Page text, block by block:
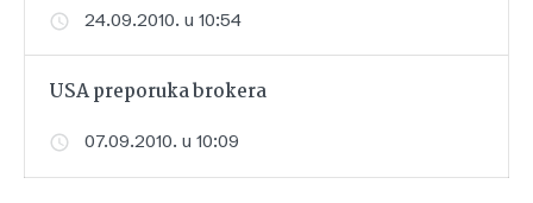
24.09.2010. u 10:54
USA preporuka brokera
07.09.2010. u 10:09